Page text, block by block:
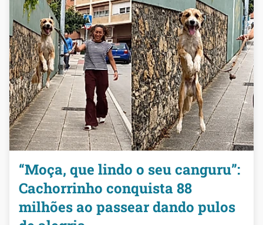
“Moça, que lindo o seu canguru”:
Cachorrinho conquista 88
milhões ao passear dando pulos